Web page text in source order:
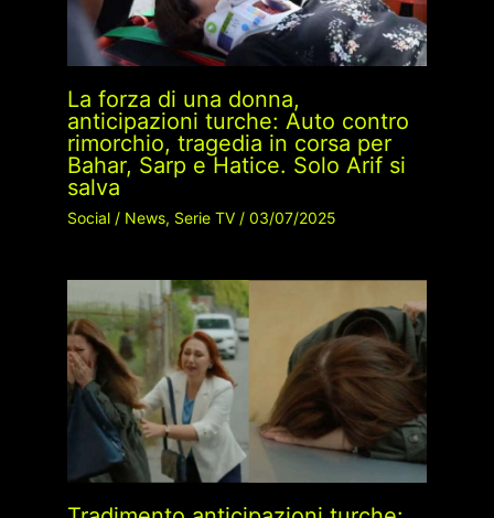
La forza di una donna,
anticipazioni turche: Auto contro
rimorchio, tragedia in corsa per
Bahar, Sarp e Hatice. Solo Arif si
salva
Social/ News, Serie TV/ 03/07/2025